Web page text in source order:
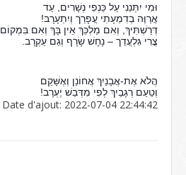
וּמִי יִתְּנֵנִי עַל כַּנְפֵי נְשָׁרִים, עַד
אֲרַוֶּה בְדִמְעָתִי עֲפָרֵך וְיִתְעָרָב!
דְּרַשְׁתִּיךְ, וְאִם מַלְכֵּךְ אֵין בָּךְ וְאִם בִּמְקוֹם
צֳרִי גִּלְעֲדֵך – נָחָשׁ שָׂרָף וְגַם עַקְרָב.
הֲלֹא אֶת-אֲבָנַיִךְ אֲחוֹנֵן וְאֶשָּׁקֵם
וְטַעַם רְגָבַיִךְ לְפִי מִדְּבַשׁ יֶעְרָב!
Date d'ajout: 2022-07-04 22:44:42